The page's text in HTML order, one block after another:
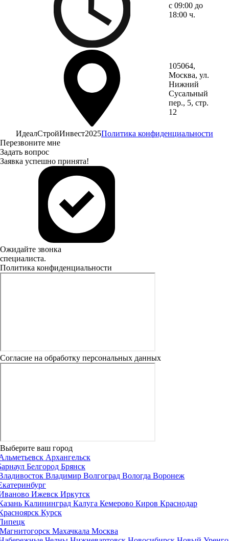
с 09:00 до
18:00 ч.
105064,
Москва, ул.
Нижний
Сусальный
пер., 5, стр.
12
ИдеалСтройИнвест2025Политика конфиденциальности
Перезвоните мне
Задать вопрос
Заявка успешно принята!
Ожидайте звонка
специалиста.
Политика конфиденциальности
Согласие на обработку персональных данных
Выберите ваш город
Архангельск
Белгород Брянск
Владимир Волгоград Вологда Воронеж
Ижевск Иркутск
Калининград Калуга Кемерово Киров Краснодар
Курск
Магнитогорск Махачкала Москва